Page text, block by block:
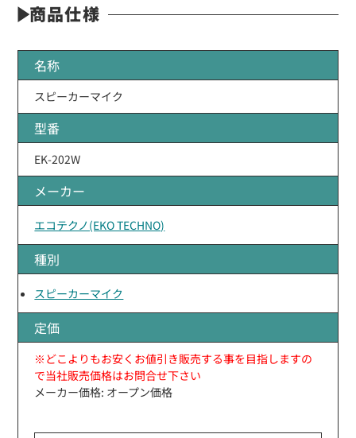
商品仕様
名称
スピーカーマイク
型番
EK-202W
メーカー
エコテクノ(EKO TECHNO)
種別
スピーカーマイク
定価
※どこよりもお安くお値引き販売する事を目指しますの
で当社販売価格はお問合せ下さい
メーカー価格: オープン価格